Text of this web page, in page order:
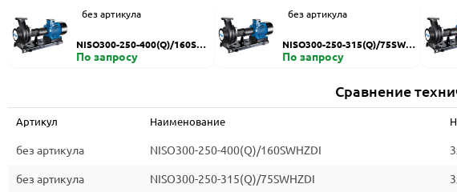
без артикула
NISO300-250-400(Q)/160SW
HZDI
По запросу
без артикула
NISO300-250-315(Q)/75SWH
ZDI
По запросу
Сравнение
Артикул Наименование
без артикула NISO300-250-400(Q)/160SWHZDI
без артикула NISO300-250-315(Q)/75SWHZDI